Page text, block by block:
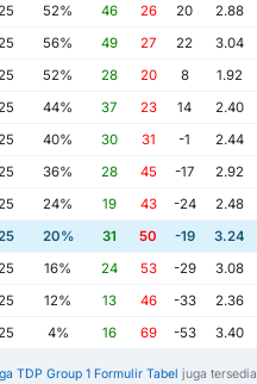
52% 46 26 20
2.88
56% 49 27 22
3.04
52% 28 20 8
1.92
44% 37 23 14
2.40
40% 30 31 -1
2.44
36% 28 45 -17
2.92
24% 19 43 -24
2.48
20% 31 50 -19
3.24
16% 24 53 -29
3.08
12% 13 46 -33
2.36
4% 16 69 -53 3.40
TDP Group 1 Formulir Tabel juga tersedia